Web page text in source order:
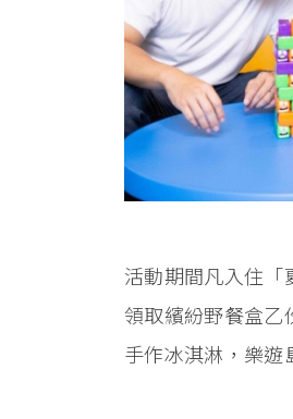
活動期間凡入住
領取繽紛野餐盒
手作冰淇淋，樂遊